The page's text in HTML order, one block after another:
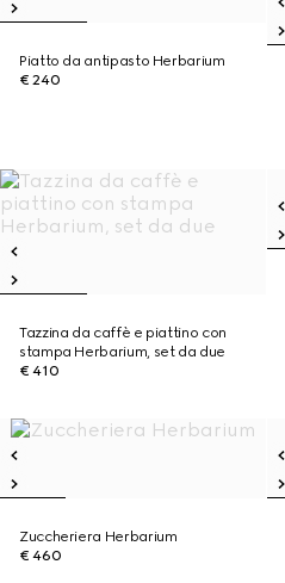
Piatto da antipasto Herbarium
€ 240
Tazzina da caffè e piattino con
stampa Herbarium, set da due
€ 410
Zuccheriera Herbarium
€ 460